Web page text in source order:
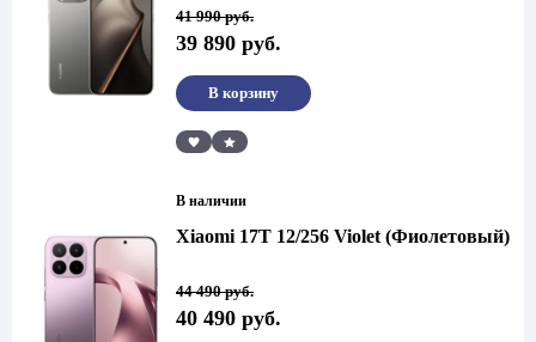
41 990руб.
Первоначальная
цена
составляла
990 руб..
39 890 руб.
Текущая
цена:
39
Сравнить
В корзину
В наличии
Xiaomi 17T 12/256 Violet (Фиолетовый)
44 490руб.
Первоначальная
цена
составляла
40 490 руб.
Текущая
цена:
40